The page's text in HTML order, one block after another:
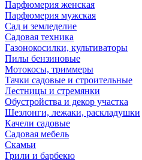
Парфюмерия женская
Парфюмерия мужская
Сад и земледелие
Садовая техника
Газонокосилки, культиваторы
Пилы бензиновые
Мотокосы, триммеры
Тачки садовые и строительные
Лестницы и стремянки
Обустройства и декор участка
Шезлонги, лежаки, раскладушки
Качели садовые
Садовая мебель
Скамьи
Грили и барбекю